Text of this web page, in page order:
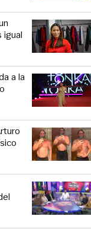
igual
a la